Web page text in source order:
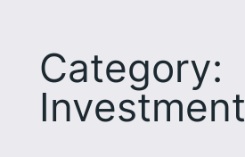
Category:
Investment